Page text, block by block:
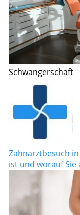
Schwangerschaft
Zahnarztbesuch
ist und worauf Sie